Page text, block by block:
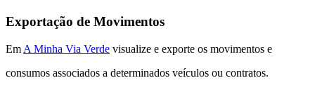
Exportação de Movimentos
Em A Minha Via Verde visualize e exporte os movimentos e
consumos associados a determinados veículos ou contratos.